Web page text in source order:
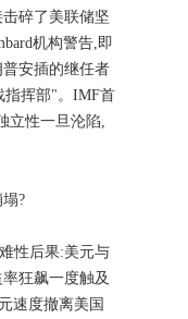
碎了美联储坚
机构警告,即
安插的继任者
指挥部"。IMF首
立性一旦沦陷,
?
性后果:美元与
狂飙一度触及
速度撤离美国